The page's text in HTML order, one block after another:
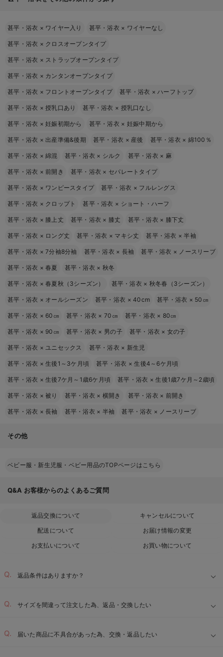
甚平・浴衣 × ワイヤー入り 甚平・浴衣 × ワイヤーなし
甚平・浴衣 × クロスオープンタイプ
甚平・浴衣 × ストラップオープンタイプ
甚平・浴衣 × カンタンオープンタイプ
甚平・浴衣 × フロントオープンタイプ 甚平・浴衣 ×ハーフトップ
甚平・浴衣 ×授乳口あり 甚平・浴衣 × 授乳口なし
甚平・浴衣 ×妊娠初期から 甚平・浴衣 × 妊娠中期から
甚平・浴衣 × 出産準備&後期 甚平・浴衣 × 産後 甚平・浴衣 × 綿100％
甚平・浴衣 ×綿混 甚平・浴衣 × シルク 甚平・浴衣 × 麻
甚平・浴衣 ×前開き 甚平・浴衣 × セパレートタイプ
甚平・浴衣 × ワンピースタイプ 甚平・浴衣 × フルレングス
甚平・浴衣 × クロップト 甚平・浴衣 × ショート・ハーフ
甚平・浴衣 × 膝上丈 甚平・浴衣 × 膝丈 甚平・浴衣 × 膝下丈
甚平・浴衣 × ロング丈 甚平・浴衣 × マキシ丈 甚平・浴衣 ×半袖
甚平・浴衣 ×7分袖8分袖 甚平・浴衣 × 長袖 甚平・浴衣 × ノースリーブ
甚平・浴衣 ×春夏 甚平・浴衣 × 秋冬
甚平・浴衣 ×春夏秋（3シーズン） 甚平・浴衣 × 秋冬春（3シーズン）
甚平・浴衣 × オールシーズン 甚平・浴衣 ×40cm 甚平・浴衣 × 50㎝
甚平・浴衣 × 60㎝ 甚平・浴衣 × 70㎝ 甚平・浴衣 × 80㎝
甚平・浴衣 × 90㎝ 甚平・浴衣 × 男の子 甚平・浴衣 × 女の子
甚平・浴衣 ×ユニセックス 甚平・浴衣 × 新生児
甚平・浴衣 ×生後1～3ケ月頃 甚平・浴衣 ×生後4～6ケ月頃
甚平・浴衣 ×生後7ケ月～1歳6ケ月頃 甚平・浴衣 ×生後1歳7ケ月～2歳頃
甚平・浴衣 ×被り 甚平・浴衣 × 横開き 甚平・浴衣 × 前開き
甚平・浴衣 ×長袖 甚平・浴衣 × 半袖 甚平・浴衣 × ノースリーブ
その他
ベビー服・新生児服・ベビー用品のTOPページはこちら
Q&A お客様からのよくあるご質問
返品交換について
キャンセルについて
配送について
お届け情報の変更
お支払いについて
お買い物について
返品条件はありますか？
サイズを間違って注文した為、返品・交換したい
届いた商品に不具合があった為、交換・返品したい